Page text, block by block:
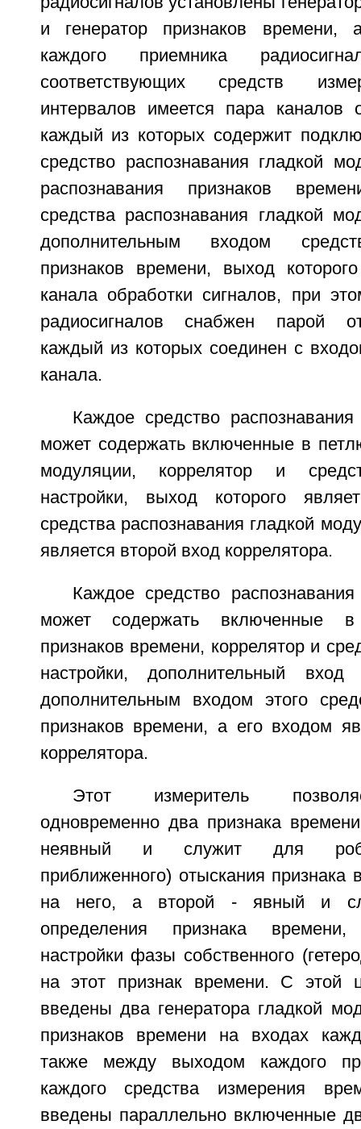
и генератор признаков
каждого приемника
соответствующих средств
интервалов имеется пара каналов
каждый из которых содержит
средство распознавания гладкой
распознавания признаков
средства распознавания гладкой
дополнительным входом
признаков времени, выход
канала обработки сигналов, при
радиосигналов снабжен парой
каждый из которых соединен с
канала.
Каждое средство
может содержать включенные в
модуляции, коррелятор и
настройки, выход которого
средства распознавания гладкой
является второй вход коррелятора.
Каждое средство
может содержать включенные в
признаков времени, коррелятор и
настройки, дополнительный вход
дополнительным входом этого
признаков времени, а его входом
коррелятора.
Этот измеритель
одновременно два признака
неявный и служит для
приближенного) отыскания признака
на него, а второй - явный и
определения признака
настройки фазы собственного
на этот признак времени. С этой
введены два генератора гладкой
признаков времени на входах
также между выходом каждого
каждого средства измерения
введены параллельно включенные